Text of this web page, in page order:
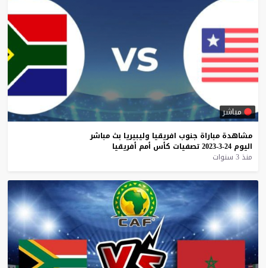
مباشر
مشاهدة مباراة جنوب افريقيا وليبيريا بث مباشر
اليوم 24-3-2023 تصفيات كأس أمم أفريقيا
منذ 3 سنوات